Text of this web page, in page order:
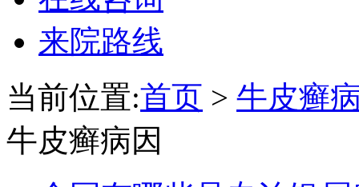
来院路线
当前位置:首页 > 牛皮癣
牛皮癣病因